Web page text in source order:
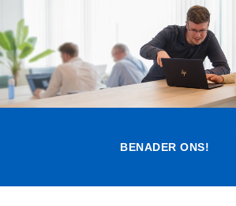
Referenties
Events
Werken bij Axians
BENADER ONS!